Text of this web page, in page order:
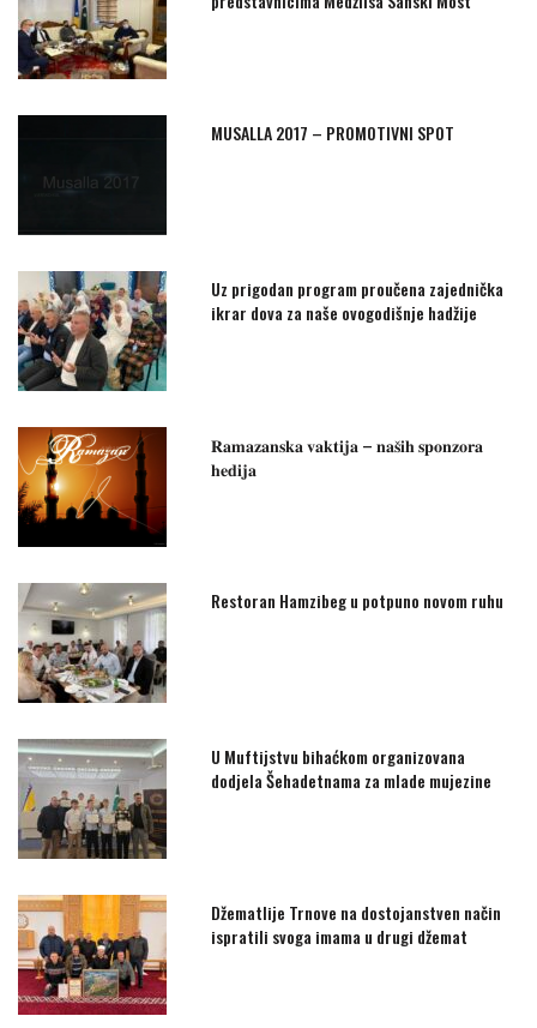
MUSALLA 2017 – PROMOTIVNI SPOT
Uz prigodan program proučena zajednička
ikrar dova za naše ovogodišnje hadžije
𝐑𝐚𝐦𝐚𝐳𝐚𝐧𝐬𝐤𝐚 𝐯𝐚𝐤𝐭𝐢𝐣𝐚 – 𝐧𝐚𝐬̌𝐢𝐡 𝐬𝐩𝐨𝐧𝐳𝐨𝐫𝐚
𝐡𝐞𝐝𝐢𝐣𝐚
Restoran Hamzibeg u potpuno novom ruhu
U Muftijstvu bihaćkom organizovana
dodjela Šehadetnama za mlade mujezine
Džematlije Trnove na dostojanstven način
ispratili svoga imama u drugi džemat